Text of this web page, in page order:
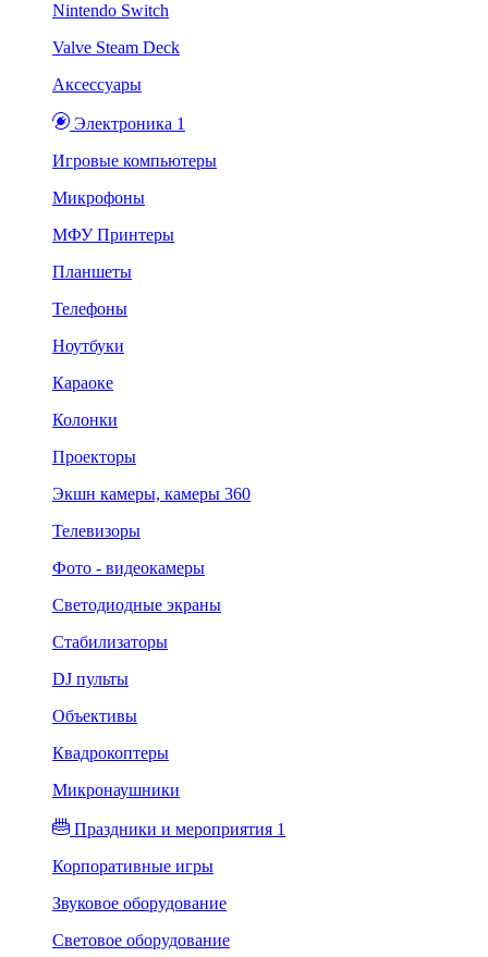
Nintendo Switch
Valve Steam Deck
Аксессуары
Электроника 1
Игровые компьютеры
Микрофоны
МФУ Принтеры
Планшеты
Телефоны
Ноутбуки
Караоке
Колонки
Проекторы
Экшн камеры, камеры 360
Телевизоры
Фото - видеокамеры
Светодиодные экраны
Стабилизаторы
DJ пульты
Объективы
Квадрокоптеры
Микронаушники
Праздники и мероприятия 1
Корпоративные игры
Звуковое оборудование
Световое оборудование